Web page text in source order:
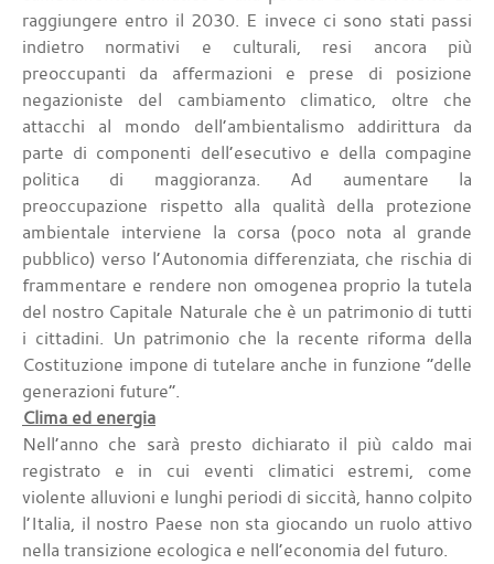
raggiungere entro il 2030. E invece ci sono stati passi
indietro normativi e culturali, resi ancora più
preoccupanti da affermazioni e prese di posizione
negazioniste del cambiamento climatico, oltre che
attacchi al mondo dell’ambientalismo addirittura da
parte di componenti dell’esecutivo e della compagine
politica di maggioranza. Ad aumentare la
preoccupazione rispetto alla qualità della protezione
ambientale interviene la corsa (poco nota al grande
pubblico) verso l’Autonomia differenziata, che rischia di
frammentare e rendere non omogenea proprio la tutela
del nostro Capitale Naturale che è un patrimonio di tutti
i cittadini. Un patrimonio che la recente riforma della
Costituzione impone di tutelare anche in funzione “delle
generazioni future”.
Clima ed energia
Nell’anno che sarà presto dichiarato il più caldo mai
registrato e in cui eventi climatici estremi, come
violente alluvioni e lunghi periodi di siccità, hanno colpito
l’Italia, il nostro Paese non sta giocando un ruolo attivo
nella transizione ecologica e nell’economia del futuro.